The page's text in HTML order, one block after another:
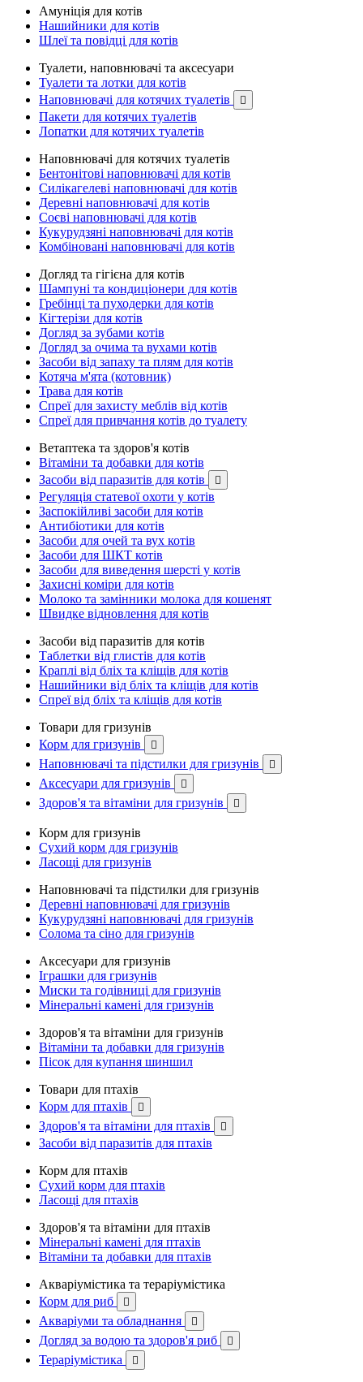
Амуніція для котів
Нашийники для котів
Шлеї та повідці для котів
Туалети, наповнювачі та аксесуари
Туалети та лотки для котів
Наповнювачі для котячих туалетів

Пакети для котячих туалетів
Лопатки для котячих туалетів
Наповнювачі для котячих туалетів
Бентонітові наповнювачі для котів
Силікагелеві наповнювачі для котів
Деревні наповнювачі для котів
Соєві наповнювачі для котів
Кукурудзяні наповнювачі для котів
Комбіновані наповнювачі для котів
Догляд та гігієна для котів
Шампуні та кондиціонери для котів
Гребінці та пуходерки для котів
Кігтерізи для котів
Догляд за зубами котів
Догляд за очима та вухами котів
Засоби від запаху та плям для котів
Котяча м'ята (котовник)
Трава для котів
Спреї для захисту меблів від котів
Спреї для привчання котів до туалету
Ветаптека та здоров'я котів
Вітаміни та добавки для котів
Засоби від паразитів для котів

Регуляція статевої охоти у котів
Заспокійливі засоби для котів
Антибіотики для котів
Засоби для очей та вух котів
Засоби для ШКТ котів
Засоби для виведення шерсті у котів
Захисні коміри для котів
Молоко та замінники молока для кошенят
Швидке відновлення для котів
Засоби від паразитів для котів
Таблетки від глистів для котів
Краплі від бліх та кліщів для котів
Нашийники від бліх та кліщів для котів
Спреї від бліх та кліщів для котів
Товари для гризунів
Корм для гризунів

Наповнювачі та підстилки для гризунів 
Аксесуари для гризунів 
Здоров'я та вітаміни для гризунів 
Корм для гризунів
Сухий корм для гризунів
Ласощі для гризунів
Наповнювачі та підстилки для гризунів
Деревні наповнювачі для гризунів
Кукурудзяні наповнювачі для гризунів
Солома та сіно для гризунів
Аксесуари для гризунів
Іграшки для гризунів
Миски та годівниці для гризунів
Мінеральні камені для гризунів
Здоров'я та вітаміни для гризунів
Вітаміни та добавки для гризунів
Пісок для купання шиншил
Товари для птахів
Корм для птахів

Здоров'я та вітаміни для птахів 
Засоби від паразитів для птахів
Корм для птахів
Сухий корм для птахів
Ласощі для птахів
Здоров'я та вітаміни для птахів
Мінеральні камені для птахів
Вітаміни та добавки для птахів
Акваріумістика та тераріумістика
Корм для риб

Акваріуми та обладнання 
Догляд за водою та здоров'я риб 
Тераріумістика 